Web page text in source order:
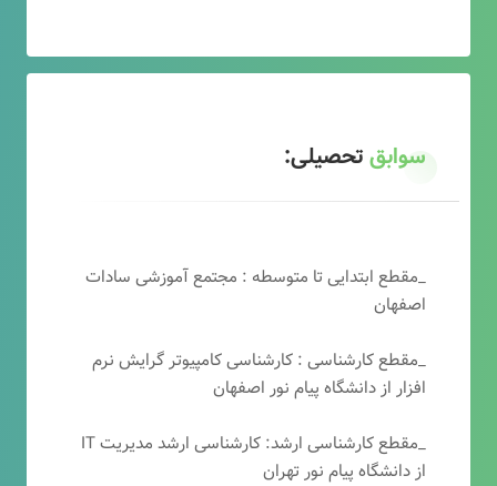
سوابقتحصیلی:
_مقطع ابتدایی تا متوسطه : مجتمع آموزشی سادات
اصفهان
_مقطع کارشناسی : کارشناسی کامپیوتر گرایش نرم
افزار از دانشگاه پیام نور اصفهان
_مقطع کارشناسی ارشد: کارشناسی ارشد مدیریت IT
از دانشگاه پیام نور تهران